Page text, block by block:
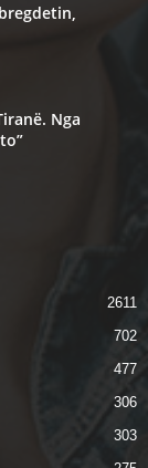
Nga
2611
702
477
306
303